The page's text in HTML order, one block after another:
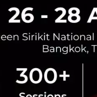
Gmail กับการพัฒนาอย่างต่อ
นวัตกรรม Smart
การเดินทางของ G Suite ได้เริ่ม
เปิดตัว Gmail ในปี 2004 ถ้ามอง
ได้บุกเบิกวิธีการใช้อีเมล์แบบให